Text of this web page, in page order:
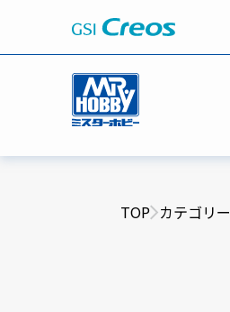
TOP カテゴリ